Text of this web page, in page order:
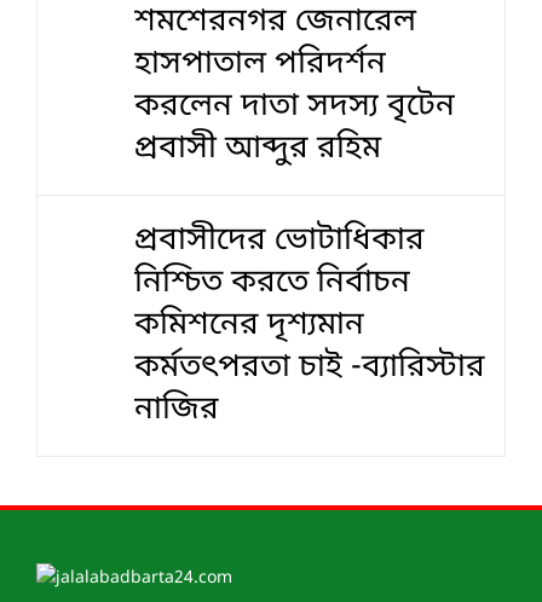
শমশেরনগর জেনারেল
হাসপাতাল পরিদর্শন
করলেন দাতা সদস্য বৃটেন
প্রবাসী আব্দুর রহিম
প্রবাসীদের ভোটাধিকার
নিশ্চিত করতে নির্বাচন
কমিশনের দৃশ‍্যমান
কর্মতৎপরতা চাই -ব্যারিস্টার
নাজির